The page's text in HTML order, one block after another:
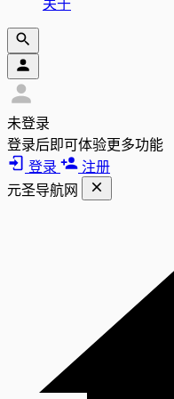
关于
未登录
登录后即可体验更多功能
登录
注册
元圣导航网